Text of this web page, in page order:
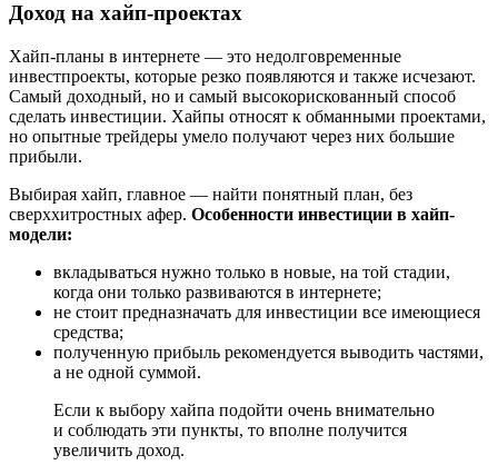
Доход на хайп-проектах
Хайп-планы в интернете — это недолговременные
инвестпроекты, которые резко появляются и также исчезают.
Самый доходный, но и самый высокорискованный способ
сделать инвестиции. Хайпы относят к обманными проектами,
но опытные трейдеры умело получают через них большие
прибыли.
Выбирая хайп, главное — найти понятный план, без
сверххитростных афер. Особенности инвестиции в хайп-
модели:
вкладываться нужно только в новые, на той стадии,
когда они только развиваются в интернете;
не стоит предназначать для инвестиции все имеющиеся
средства;
полученную прибыль рекомендуется выводить частями,
а не одной суммой.
Если к выбору хайпа подойти очень внимательно
и соблюдать эти пункты, то вполне получится
увеличить доход.